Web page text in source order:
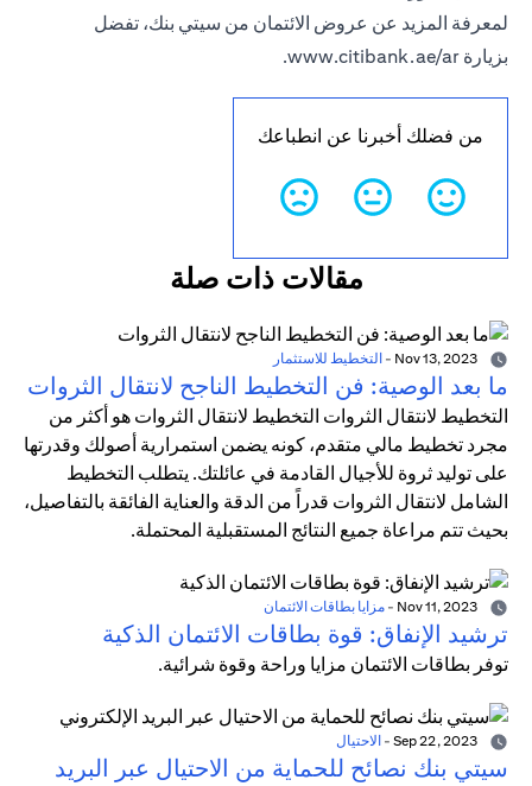
لمعرفة المزيد عن عروض الائتمان من سيتي بنك، تفضل
بزيارة www.citibank.ae/ar
.
من فضلك أخبرنا عن انطباعك
مقالات ذات صلة
- التخطيط للاستثمار
ما بعد الوصية: فن التخطيط الناجح لانتقال الثروات
التخطيط لانتقال الثروات التخطيط لانتقال الثروات هو أكثر من
مجرد تخطيط مالي متقدم، كونه يضمن استمرارية أصولك وقدرتها
على توليد ثروة للأجيال القادمة في عائلتك. يتطلب التخطيط
الشامل لانتقال الثروات قدراً من الدقة والعناية الفائقة بالتفاصيل،
بحيث تتم مراعاة جميع النتائج المستقبلية المحتملة.
- مزايا بطاقات الائتمان
ترشيد الإنفاق: قوة بطاقات الائتمان الذكية
توفر بطاقات الائتمان مزايا وراحة وقوة شرائية.
- الاحتيال
سيتي بنك نصائح للحماية من الاحتيال عبر البريد